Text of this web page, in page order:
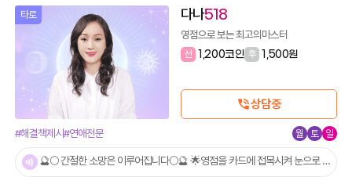
타로 다나518
영점으로 보는 최고의마스터
선 1,200코인 후 1,500원
상담중
#해결책제시#연애전문 월 토 일
🔮🌕 간절한 소망은 이루어집니다🌕🔮 🌟영점을 카드에 접목시켜 눈으로 확인하고 직관력과 기운법으로 풀이하는 동양영점타로입니다🌟